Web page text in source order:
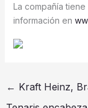
La compañía
información en
← Kraft Heinz,